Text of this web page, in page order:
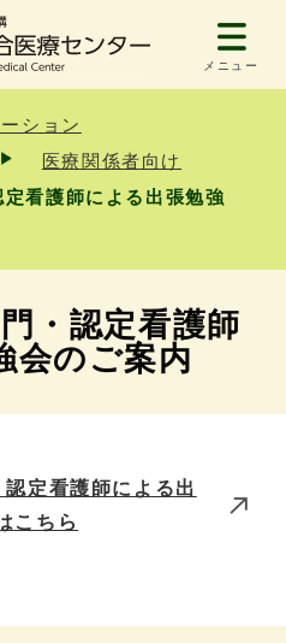
メニュー
ション
医療関係者向け
看護師による出張勉強
・認定看護師
会のご案内
定看護師による出
こちら